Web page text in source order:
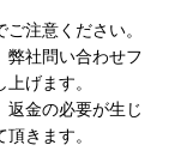
注意ください。
社問い合わせフ
げます。
金の必要が生じ
きます。